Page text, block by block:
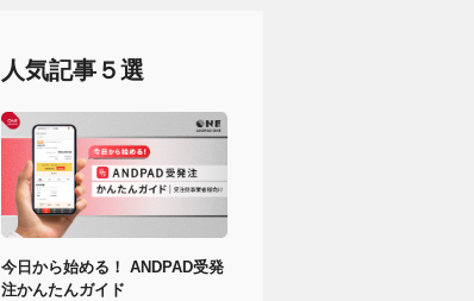
人気記事５選
今日から始める！ ANDPAD受発
注かんたんガイド